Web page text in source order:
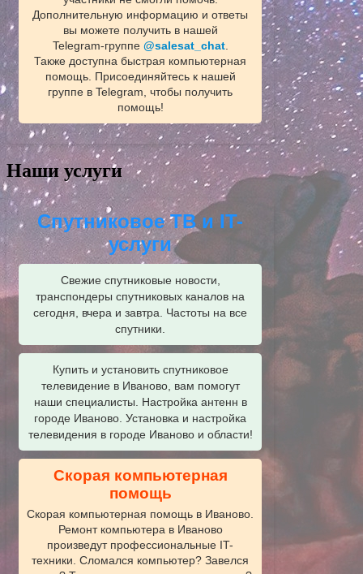
Дополнительную информацию и ответы
вы можете получить в нашей
Telegram‑группе @salesat_chat.
Также доступна быстрая компьютерная
помощь. Присоединяйтесь к нашей
группе в Telegram, чтобы получить
помощь!
Наши услуги
Спутниковое ТВ и IT-
услуги
Свежие спутниковые новости,
транспондеры спутниковых каналов на
сегодня, вчера и завтра. Частоты на все
спутники.
Купить и установить спутниковое
телевидение в Иваново, вам помогут
наши специалисты. Настройка антенн в
городе Иваново. Установка и настройка
телевидения в городе Иваново и области!
Скорая компьютерная
помощь
Скорая компьютерная помощь в Иваново.
Ремонт компьютера в Иваново
произведут профессиональные IT-
техники. Сломался компьютер? Завелся